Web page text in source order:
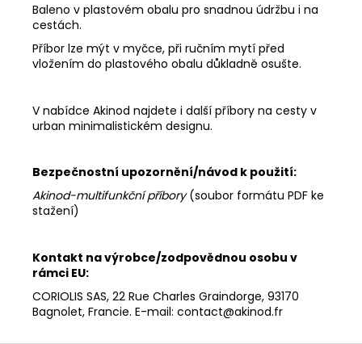
Baleno v plastovém obalu pro snadnou údržbu i na
cestách.
Příbor lze mýt v myčce, při ručním mytí před
vložením do plastového obalu důkladně osušte.
V nabídce Akinod najdete i další příbory na cesty v
urban minimalistickém designu.
Bezpečnostní upozornění/návod k použití:
Akinod-multifunkční příbory (soubor formátu PDF ke
stažení)
Kontakt na výrobce/zodpovědnou osobu v
rámci EU:
CORIOLIS SAS, 22 Rue Charles Graindorge, 93170
Bagnolet, Francie. E-mail: contact@akinod.fr